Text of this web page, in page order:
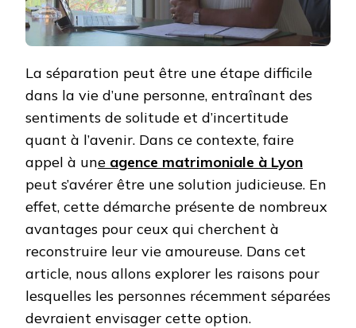
La séparation peut être une étape difficile
dans la vie d’une personne, entraînant des
sentiments de solitude et d’incertitude
quant à l’avenir. Dans ce contexte, faire
appel à une agence matrimoniale à Lyon
peut s’avérer être une solution judicieuse. En
effet, cette démarche présente de nombreux
avantages pour ceux qui cherchent à
reconstruire leur vie amoureuse. Dans cet
article, nous allons explorer les raisons pour
lesquelles les personnes récemment séparées
devraient envisager cette option.